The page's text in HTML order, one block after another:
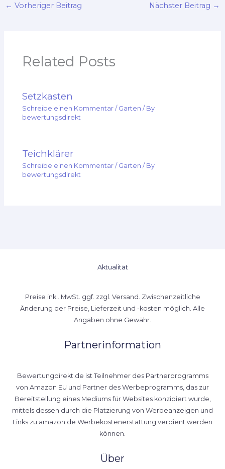
← Vorheriger Beitrag Nächster Beitrag →
Related Posts
Setzkasten
Schreibe einen Kommentar / Garten / By
bewertungsdirekt
Teichklärer
Schreibe einen Kommentar / Garten / By
bewertungsdirekt
Aktualität
Preise inkl. MwSt. ggf. zzgl. Versand. Zwischenzeitliche
Änderung der Preise, Lieferzeit und -kosten möglich. Alle
Angaben ohne Gewähr.
Partnerinformation
Bewertungdirekt.de ist Teilnehmer des Partnerprogramms
von Amazon EU und Partner des Werbeprogramms, das zur
Bereitstellung eines Mediums für Websites konzipiert wurde,
mittels dessen durch die Platzierung von Werbeanzeigen und
Links zu amazon.de Werbekostenerstattung verdient werden
können.
Über